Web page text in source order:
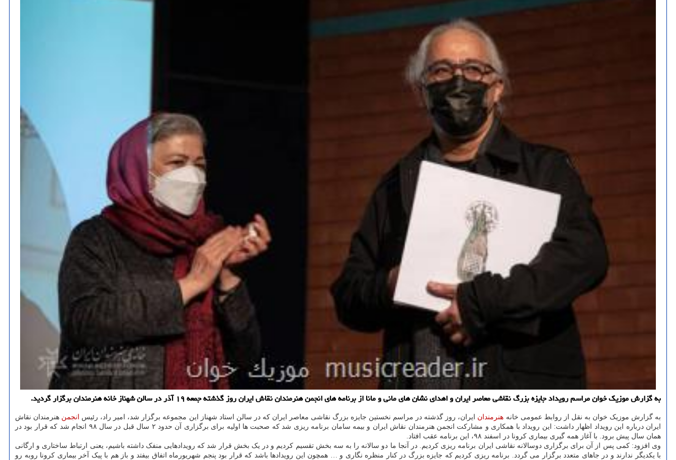
به گزارش موزیک خوان مراسم رویداد جایزه بزرگ نقاشی معاصر ایران و اهدای نشان های مانی و مانا از برنامه های انجمن هنرمندان نقاش ایران روز گذشته جمعه ۱۹ آذر در سالن شهناز خانه هنرمندان برگزار گردید.
به گزارش موزیک خوان به نقل از روابط عمومی خانه هنرمندان ایران، روز گذشته در مراسم نخستین جایزه بزرگ نقاشی معاصر ایران که در سالن استاد شهناز این مجموعه برگزار شد، امیر راد، رئیس انجمن هنرمندان نقاش
ایران درباره این رویداد اظهار داشت: این رویداد با همکاری و مشارکت انجمن هنرمندان نقاش ایران و بیمه سامان برنامه ریزی شد که صحبت ها اولیه برای برگزاری آن حدود ۲ سال قبل در سال ۹۸ انجام شد که قرار بود در
همان سال پیش برود. با آغاز همه گیری بیماری کرونا در اسفند ۹۸، این برنامه عقب افتاد.
وی افزود: کمی پس از آن برای برگزاری دوسالانه نقاشی ایران برنامه ریزی کردیم. در آنجا ما دو سالانه را به سه بخش تقسیم کردیم و در یک بخش قرار شد که رویدادهایی منفک داشته باشیم، یعنی ارتباط ساختاری و ارگانی
با یکدیگر ندارند و در جاهای متعدد برگزار می گردد. برنامه ریزی کردیم که جایزه بزرگ در کنار منظره نگاری و … همچون این رویدادها باشد که قرار بود پنجم شهریورماه اتفاق بیفتد و باز هم با پیک آخر بیماری کرونا روبه رو